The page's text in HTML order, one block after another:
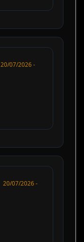
20/07/2026 -
20/07/2026 -